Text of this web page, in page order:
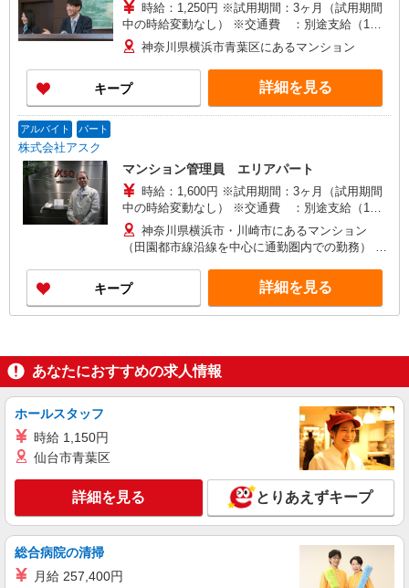
時給：1,250円 ※試用期間：3ヶ月（試用期間
中の時給変動なし） ※交通費 ：別途支給（1日
往復3,000円を上限とし、実費支給） ※支払方
法：月1回（月末締め翌月25日支払）
神奈川県横浜市青葉区にあるマンション
キープ 詳細を見る
アルバイト パート
株式会社アスク
マンション管理員 エリアパート
時給：1,600円 ※試用期間：3ヶ月（試用期間
中の時給変動なし） ※交通費 ：別途支給（1日
往復3,000円を上限とし、実費支給） ※支払方
法：月1回（月末締め翌月25日支払）
神奈川県横浜市・川崎市にあるマンション
（田園都市線沿線を中心に通勤圏内での勤務） ※
により勤務先の変更もあり
キープ 詳細を見る
あなたにおすすめの求人情報
ホールスタッフ
時給 1,150円
仙台市青葉区
詳細を見る とりあえずキープ
総合病院の清掃
月給 257,400円